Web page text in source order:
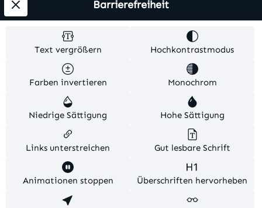
Info
Alle Preise inkl. gesetzl. Mehrwertsteuer zzgl.
Versandkosten . Alle Artikelangaben sind
Herstellerangaben und ohne Gewähr.
© 2026 MKV24 – Alle Rechte vorbehalten. Theme by
TC-Innovations
Text vergrößern Hochkontrastmodus
Farben invertieren Monochrom
Niedrige Sättigung Hohe Sättigung
Links unterstreichen Gut lesbare Schrift
Animationen stoppen Überschriften hervorheben
Barrierefreiheit
Diese Website verwendet Cookies, um eine bestmögliche
Erfahrung bieten zu können.